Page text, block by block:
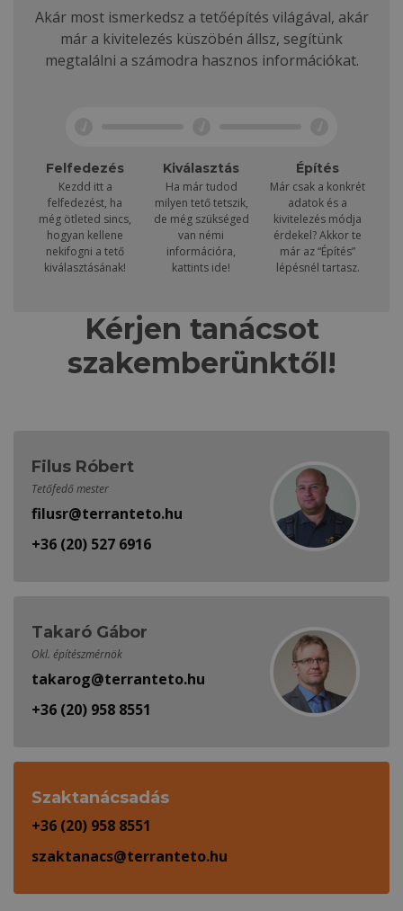
Akár most ismerkedsz a tetőépítés világával, akár
már a kivitelezés küszöbén állsz, segítünk
megtalálni a számodra hasznos információkat.
Felfedezés
Kezdd itt a
felfedezést, ha
még ötleted sincs,
hogyan kellene
nekifogni a tető
kiválasztásának!
Kiválasztás
Ha már tudod
milyen tető tetszik,
de még szükséged
van némi
információra,
kattints ide!
Építés
Már csak a konkrét
adatok és a
kivitelezés módja
érdekel? Akkor te
már az “Építés”
lépésnél tartasz.
Kérjen tanácsot
szakemberünktől!
Filus Róbert
Tetőfedő mester
filusr@terranteto.hu
+36 (20) 527 6916
Takaró Gábor
Okl. építészmérnök
takarog@terranteto.hu
+36 (20) 958 8551
Szaktanácsadás
+36 (20) 958 8551
szaktanacs@terranteto.hu